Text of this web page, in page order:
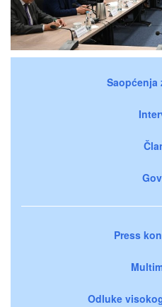
Saopćenja
Press
Odluke